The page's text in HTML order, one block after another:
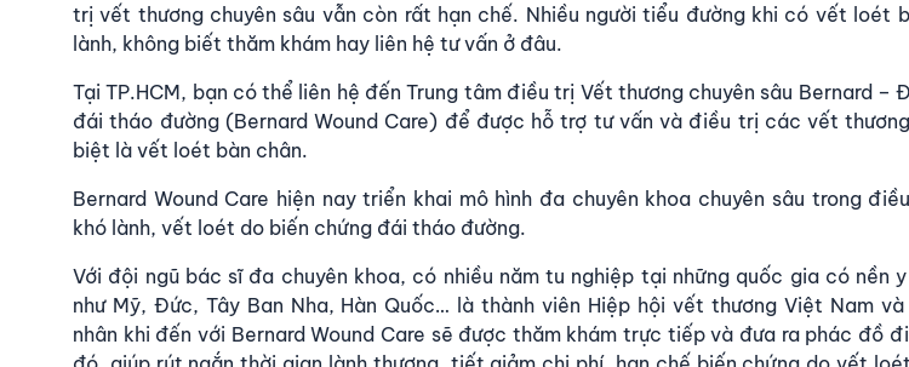
trị vết thương chuyên sâu vẫn còn rất hạn chế. Nhiều người tiểu đường khi có vết loét
lành, không biết thăm khám hay liên hệ tư vấn ở đâu.
Tại TP.HCM, bạn có thể liên hệ đếnTrung tâm điều trị Vết thương chuyên sâu Bernard –
đái tháo đường (Bernard Wound Care) để được hỗ trợ tư vấn và điều trị các vết
biệt là vết loét bàn chân.
Bernard Wound Care hiện nay triển khai mô hình đa chuyên khoa chuyên sâu trong
khó lành, vết loét do biến chứng đái tháo đường.
Với đội ngũ bác sĩ đa chuyên khoa, có nhiều năm tu nghiệp tại những quốc gia có nền
như Mỹ, Đức, Tây Ban Nha, Hàn Quốc… là thành viên Hiệp hội vết thương Việt Nam
nhân khi đến với Bernard Wound Care sẽ được thăm khám trực tiếp và đưa ra phác đồ